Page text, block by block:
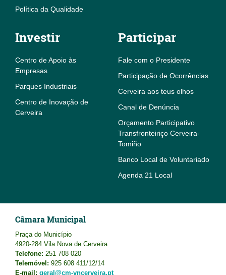
Política da Qualidade
Investir
Centro de Apoio às
Empresas
Parques Industriais
Centro de Inovação de
Cerveira
Participar
Fale com o Presidente
Participação de Ocorrências
Cerveira aos teus olhos
Canal de Denúncia
Orçamento Participativo
Transfronteiriço Cerveira-
Tomiño
Banco Local de Voluntariado
Agenda 21 Local
Câmara Municipal
Praça do Município
4920-284 Vila Nova de Cerveira
Telefone: 251 708 020
Telemóvel: 925 608 411/12/14
E-mail: geral@cm-vncerveira.pt